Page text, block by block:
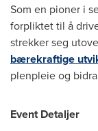
Som en pioner i
forpliktet til å
strekker seg
bærekraftige
plenpleie og
Event Detaljer